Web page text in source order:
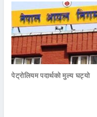
पेट्रोलियम पदार्थको मुल्य घट्यो